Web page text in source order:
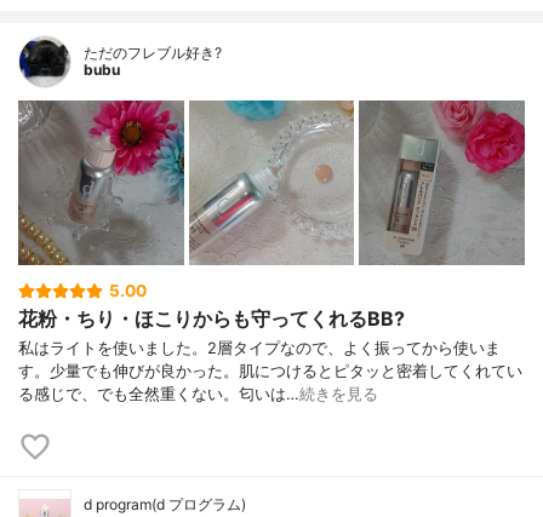
ただのフレブル好き?
bubu
5.00
花粉・ちり・ほこりからも守ってくれるBB?
私はライトを使いました。2層タイプなので、よく振ってから使いま
す。少量でも伸びが良かった。肌につけるとピタッと密着してくれてい
る感じで、でも全然重くない。匂いは…続きを見る
d program(d プログラム)